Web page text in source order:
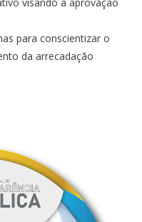
para conscientizar o
da arrecadação